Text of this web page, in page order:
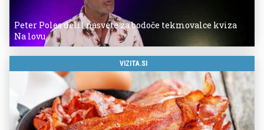
Peter Poles delil nasvete za bodoče tekmovalce kviza
Na lovu
VIZITA.SI